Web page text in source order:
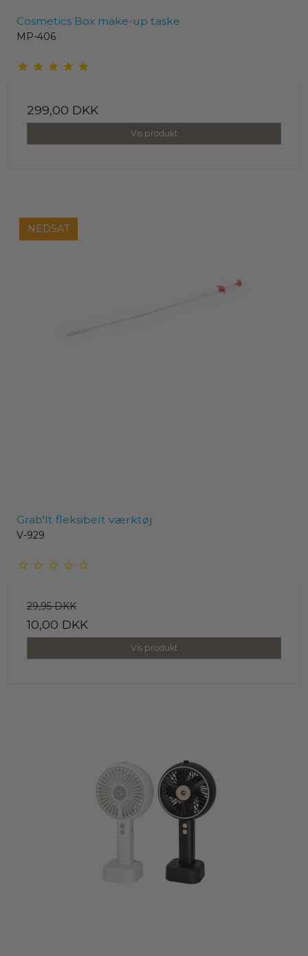
Cosmetics Box make-up taske
MP-406
299,00 DKK
Vis produkt
NEDSAT
Grab'It fleksibelt værktøj
V-929
29,95 DKK
10,00 DKK
Vis produkt